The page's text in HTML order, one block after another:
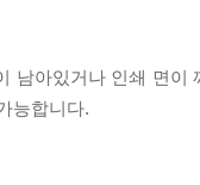
남아있거나 인쇄 면
능합니다.